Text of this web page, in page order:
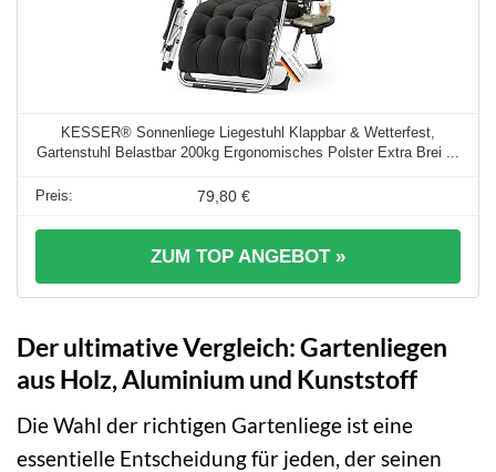
KESSER® Sonnenliege Liegestuhl Klappbar & Wetterfest,
Gartenstuhl Belastbar 200kg Ergonomisches Polster Extra Brei ...
79,80 €
ZUM TOP ANGEBOT »
Der ultimative Vergleich: Gartenliegen
aus Holz, Aluminium und Kunststoff
Die Wahl der richtigen Gartenliege ist eine
essentielle Entscheidung für jeden, der seinen